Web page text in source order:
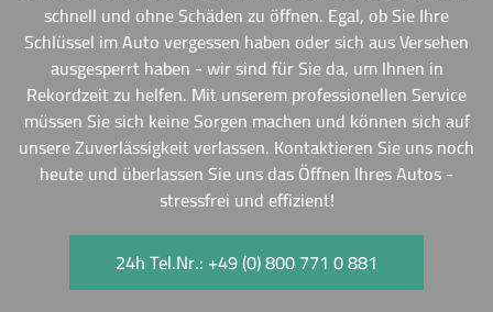
schnell und ohne Schäden zu öffnen. Egal, ob Sie Ihre
Schlüssel im Auto vergessen haben oder sich aus Versehen
ausgesperrt haben - wir sind für Sie da, um Ihnen in
Rekordzeit zu helfen. Mit unserem professionellen Service
müssen Sie sich keine Sorgen machen und können sich auf
unsere Zuverlässigkeit verlassen. Kontaktieren Sie uns noch
heute und überlassen Sie uns das Öffnen Ihres Autos -
stressfrei und effizient!
24h Tel.Nr.: +49 (0) 800 771 0 881